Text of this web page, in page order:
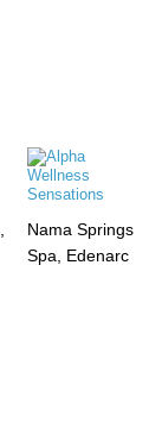
Nama Springs
Spa, Edenarc